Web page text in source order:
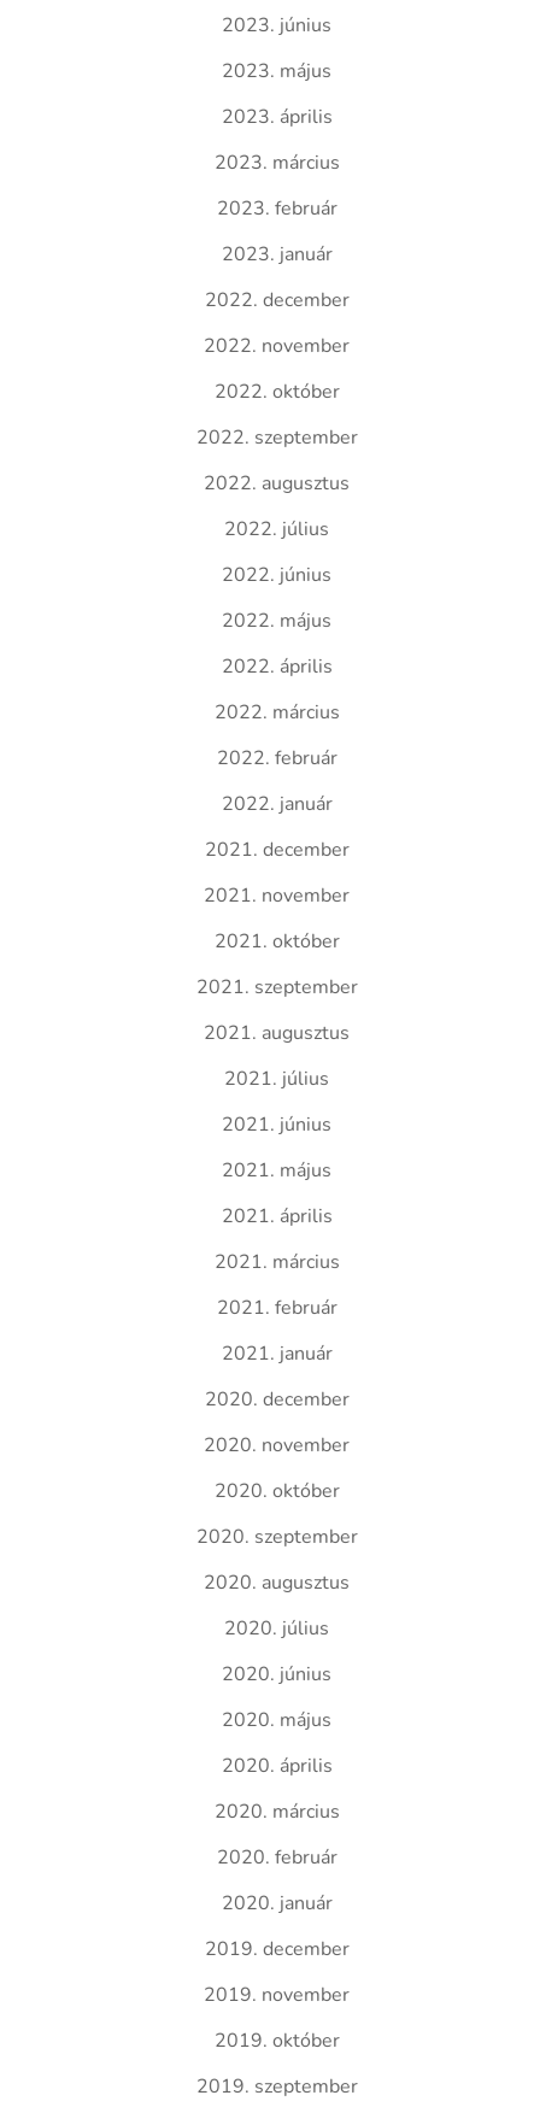
2023. június
2023. május
2023. április
2023. március
2023. február
2023. január
2022. december
2022. november
2022. október
2022. szeptember
2022. augusztus
2022. július
2022. június
2022. május
2022. április
2022. március
2022. február
2022. január
2021. december
2021. november
2021. október
2021. szeptember
2021. augusztus
2021. július
2021. június
2021. május
2021. április
2021. március
2021. február
2021. január
2020. december
2020. november
2020. október
2020. szeptember
2020. augusztus
2020. július
2020. június
2020. május
2020. április
2020. március
2020. február
2020. január
2019. december
2019. november
2019. október
2019. szeptember